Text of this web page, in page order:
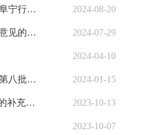
阜宁县人民政府关于印发推动大规模设备更新和消费品以旧换新阜宁行动方案... 2024-08-20
阜宁县人民政府印发关于稳步推进学前教育普及普惠发展的实施意见的通知 2024-07-29
2024-04-10
阜宁县人民政府关于公布第八批县级非物质文化遗产名录和命名第八批县级非... 2024-01-15
阜宁县人民政府关于阜宁县“十四五”企业上市（挂牌）行动计划的补充政策... 2023-10-13
2023-10-07